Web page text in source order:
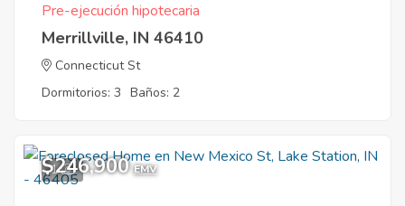
Pre-ejecución hipotecaria
Merrillville, IN 46410
Connecticut St
Dormitorios: 3 Baños: 2
1
$246,900 EMV